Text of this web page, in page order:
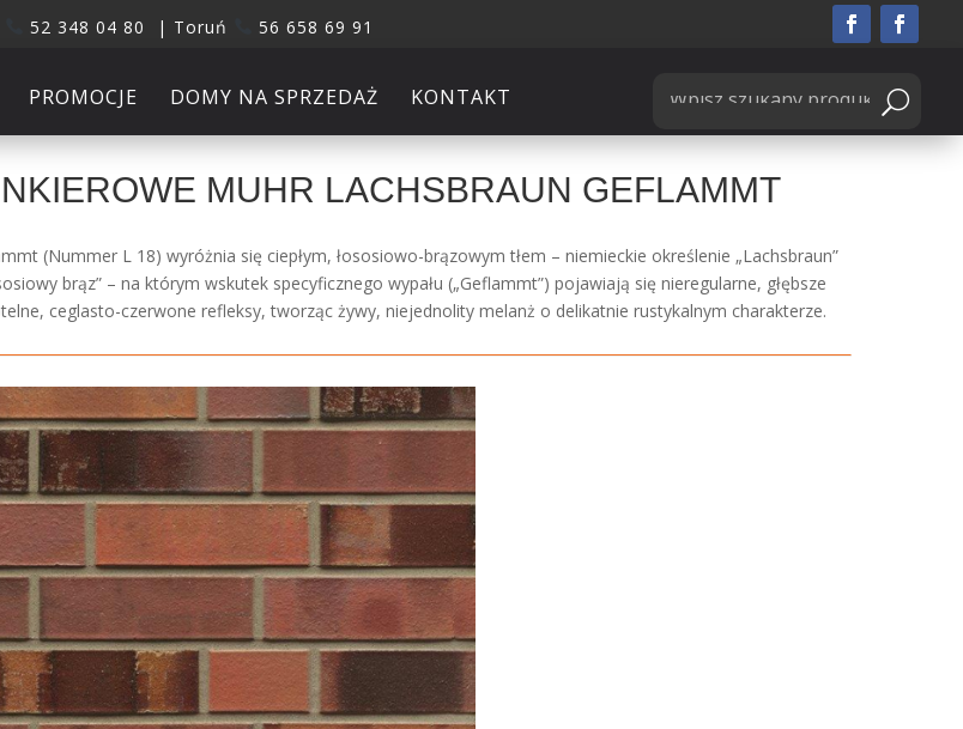
52 348 04 80 | Toruń 56 658 69 91
PROMOCJE DOMY NA SPRZEDAŻ KONTAKT
MUHR LACHSBRAUN GEFLAMMT
(Nummer L 18) wyróżnia się ciepłym, łososiowo-brązowym tłem – niemieckie określenie „Lachsbraun”
brąz” – na którym wskutek specyficznego wypału („Geflammt”) pojawiają się nieregularne, głębsze
ceglasto-czerwone refleksy, tworząc żywy, niejednolity melanż o delikatnie rustykalnym charakterze.